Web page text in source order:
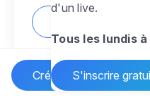
Créer un site Internet
d'un live.
Tous les lundis
S'inscrire